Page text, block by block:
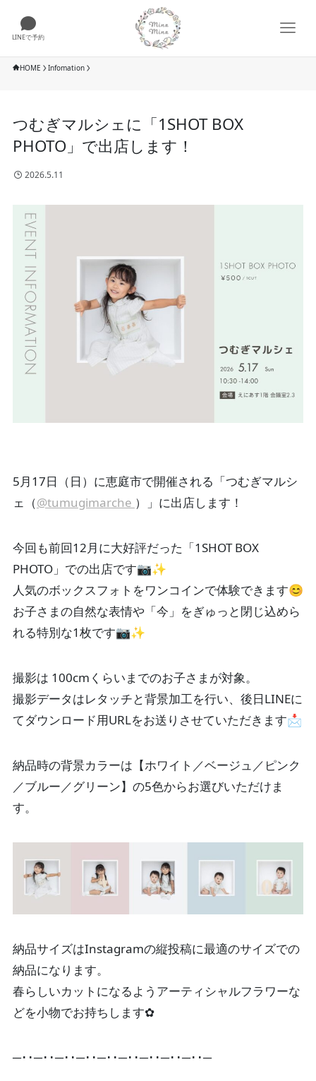
LINEで予約
HOME Infomation
つむぎマルシェに「1SHOT BOX
PHOTO」で出店します！
2026.5.11
5月17日（日）に恵庭市で開催される「つむぎマルシ
ェ（@tumugimarche ）」に出店します！
今回も前回12月に大好評だった「1SHOT BOX
PHOTO」での出店です📷️✨️
人気のボックスフォトをワンコインで体験できます😊
お子さまの自然な表情や「今」をぎゅっと閉じ込めら
れる特別な1枚です📷✨
撮影は 100cmくらいまでのお子さまが対象。
撮影データはレタッチと背景加工を行い、後日LINEに
てダウンロード用URLをお送りさせていただきます📩
納品時の背景カラーは【ホワイト／ベージュ／ピンク
／ブルー／グリーン】の5色からお選びいただけま
す。
納品サイズはInstagramの縦投稿に最適のサイズでの
納品になります。
春らしいカットになるようアーティシャルフラワーな
どを小物でお持ちします✿
─･･─･･─･･─･･─･･─･･─･･─･･─･･─